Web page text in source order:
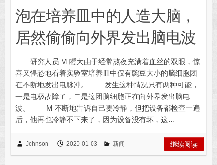
泡在培养皿中的人造大脑，
居然偷偷向外界发出脑电波
研究人员 M 瞪大由于经常熬夜充满着血丝的双眼，惊
喜又惶恐地看着实验室培养皿中仅有豌豆大小的脑细胞团
在不断地发出电脉冲。 发生这种情况只有两种可能，
一是电极故障了，二是这团脑细胞正在向外界发出脑电
波。 M 不断地告诉自己要冷静，但把设备都检查一遍
后，他再也冷静不下来了，因为设备没有坏，这…
Johnson 2020-01-03 新闻 继续阅读